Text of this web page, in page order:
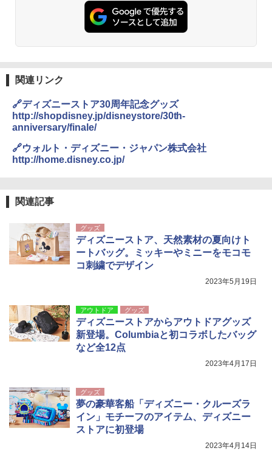
関連リンク
🔗ディズニーストア30周年記念グッズ
http://shopdisney.jp/disneystore/30th-
anniversary/finale/
🔗ウォルト・ディズニー・ジャパン株式会社
http://home.disney.co.jp/
関連記事
グッズ
ディズニーストア、天然素材の夏向けト
ートバッグ。ミッキーやミニーをモコモ
コ刺繍でデザイン
2023年5月19日
アウトドア グッズ
ディズニーストアからアウトドアグッズ
新登場。Columbiaと初コラボしたバッグ
など全12点
2023年4月17日
グッズ
夢の豪華客船「ディズニー・クルーズラ
イン」モチーフのアイテム、ディズニー
ストアに初登場
2023年4月14日